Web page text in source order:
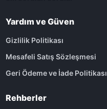
Yardım ve Güven
Gizlilik Politikası
Mesafeli Satış Sözleşmesi
Geri Ödeme ve İade Politikası
Rehberler